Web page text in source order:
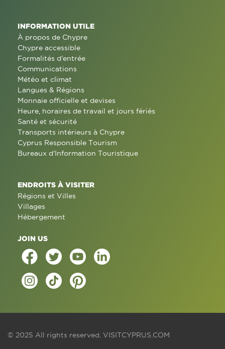
INFORMATION UTILE
À propos de Chypre
Chypre accessible
Formalités d'entrée
Communications
Météo et climat
Langues & Régions
Monnaie officielle et devises
Heure, horaires de travail et jours fériés
Santé et sécurité
Transports intérieurs à Chypre
Cyprus Responsible Tourism
Bureaux d'Information Touristique
ENDROITS À VISITER
Régions et Villes
Villages
Hébergement
JOIN US
© 2025 All rights reserved. VISITCYPRUS.COM